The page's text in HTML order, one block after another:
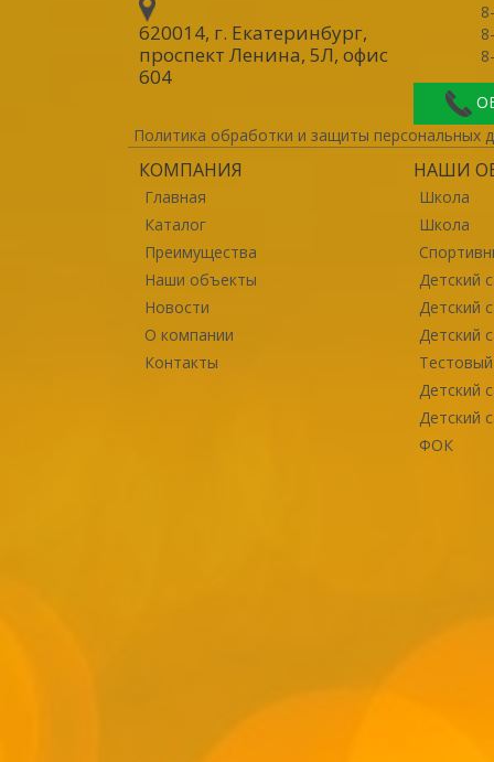
620014, г. Екатеринбург,
проспект Ленина, 5Л, офис
604
Политика обработки и защиты персональных
КОМПАНИЯ
Главная
Каталог
Преимущества
Наши объекты
Новости
О компании
Контакты
НАШИ
Школа
Школа
Детский
Детский
Детский
Детский
Детский
ФОК